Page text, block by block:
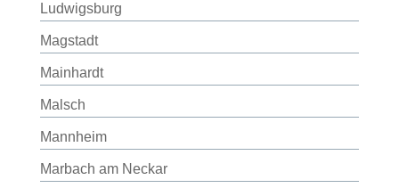
Ludwigsburg
Magstadt
Mainhardt
Malsch
Mannheim
Marbach am Neckar